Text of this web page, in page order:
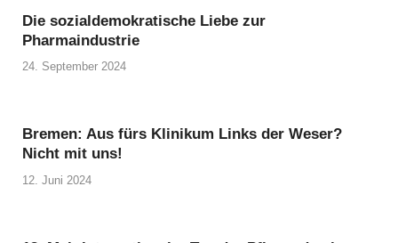
Die sozialdemokratische Liebe zur
Pharmaindustrie
24. September 2024
Bremen: Aus fürs Klinikum Links der Weser?
Nicht mit uns!
12. Juni 2024